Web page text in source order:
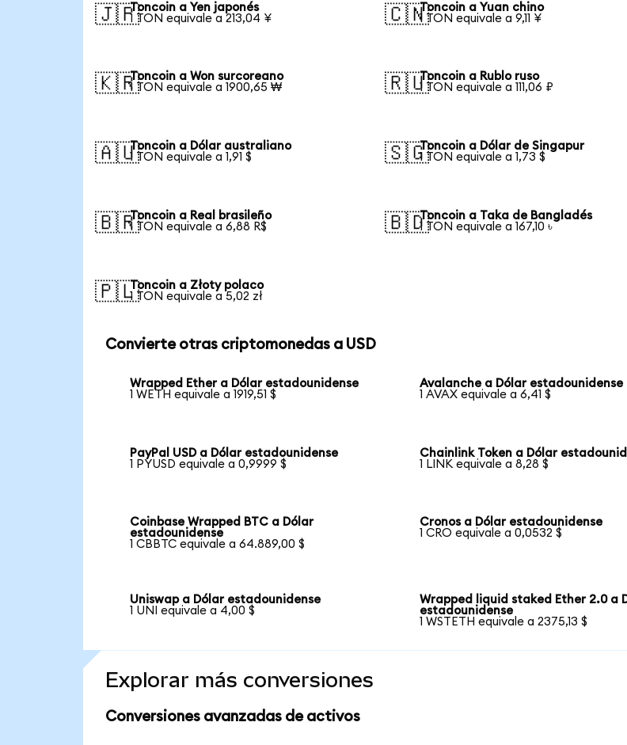
🇯🇵Toncoin a Yen japonés
1 TON equivale a 213,04 ¥
🇨🇳Toncoin a Yuan chino
1 TON equivale a 9,11 ¥
🇰🇷Toncoin a Won surcoreano
1 TON equivale a 1900,65 ₩
🇷🇺Toncoin a Rublo ruso
1 TON equivale a 111,06 ₽
🇦🇺Toncoin a Dólar australiano
1 TON equivale a 1,91 $
🇸🇬Toncoin a Dólar de Singapur
1 TON equivale a 1,73 $
🇧🇷Toncoin a Real brasileño
1 TON equivale a 6,88 R$
🇧🇩Toncoin a Taka de Bangladés
1 TON equivale a 167,10 ৳
🇵🇱Toncoin a Złoty polaco
1 TON equivale a 5,02 zł
Convierte otras criptomonedas a USD
Wrapped Ether a Dólar estadounidense
1 WETH equivale a 1919,51 $
Avalanche a Dólar estadounidense
1 AVAX equivale a 6,41 $
PayPal USD a Dólar estadounidense
1 PYUSD equivale a 0,9999 $
Chainlink Token a Dólar
1 LINK equivale a 8,28 $
Coinbase Wrapped BTC a Dólar
estadounidense
1 CBBTC equivale a 64.889,00 $
Cronos a Dólar estadounidense
1 CRO equivale a 0,0532 $
Uniswap a Dólar estadounidense
1 UNI equivale a 4,00 $
Wrapped liquid staked Ether 2.0 a
estadounidense
1 WSTETH equivale a 2375,13 $
Explorar más conversiones
Conversiones avanzadas de activos